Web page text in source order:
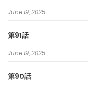
June 19, 2025
第91話
June 19, 2025
第90話